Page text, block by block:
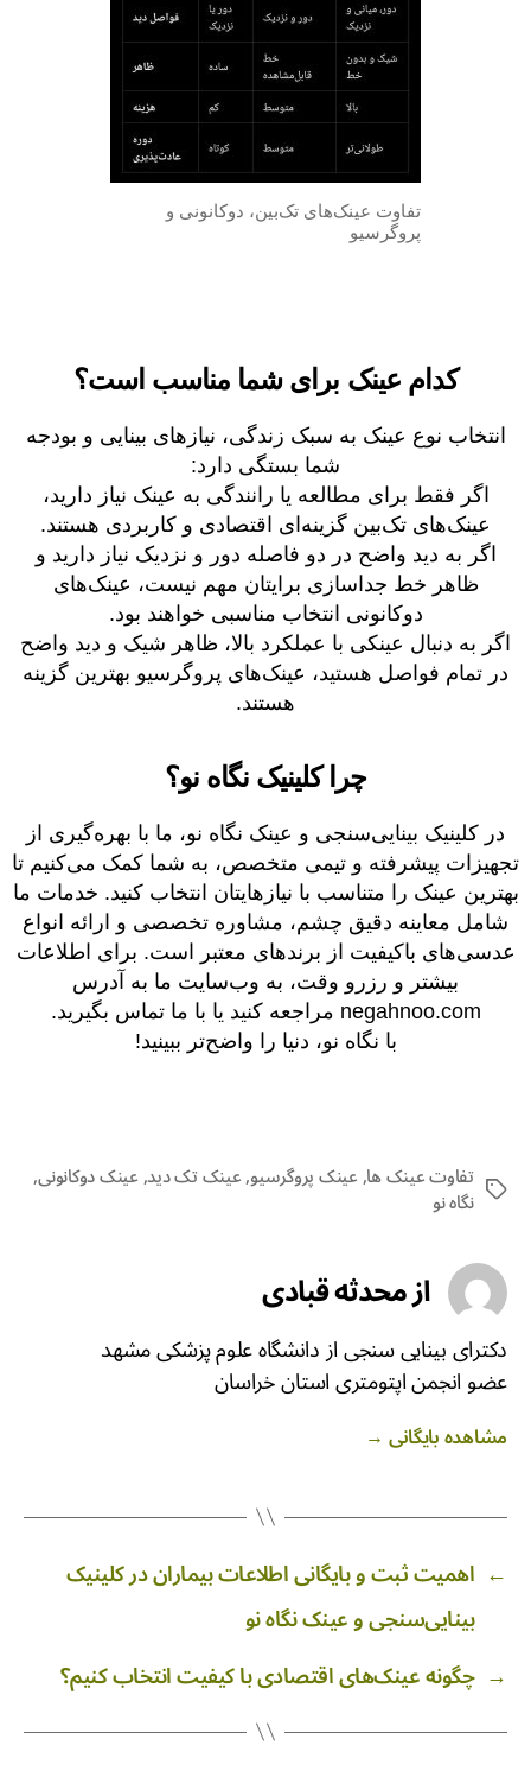
تفاوت عینک‌های تک‌بین، دوکانونی و
پروگرسیو
کدام عینک برای شما مناسب است؟
انتخاب نوع عینک به سبک زندگی، نیازهای بینایی و بودجه
شما بستگی دارد:
اگر فقط برای مطالعه یا رانندگی به عینک نیاز دارید،
عینک‌های تک‌بین گزینه‌ای اقتصادی و کاربردی هستند.
اگر به دید واضح در دو فاصله دور و نزدیک نیاز دارید و
ظاهر خط جداسازی برایتان مهم نیست، عینک‌های
دوکانونی انتخاب مناسبی خواهند بود.
اگر به دنبال عینکی با عملکرد بالا، ظاهر شیک و دید واضح
در تمام فواصل هستید، عینک‌های پروگرسیو بهترین گزینه
هستند.
چرا کلینیک نگاه نو؟
در کلینیک بینایی‌سنجی و عینک نگاه نو، ما با بهره‌گیری از
تجهیزات پیشرفته و تیمی متخصص، به شما کمک می‌کنیم تا
بهترین عینک را متناسب با نیازهایتان انتخاب کنید. خدمات ما
شامل معاینه دقیق چشم، مشاوره تخصصی و ارائه انواع
عدسی‌های باکیفیت از برندهای معتبر است. برای اطلاعات
بیشتر و رزرو وقت، به وب‌سایت ما به آدرس
negahnoo.com مراجعه کنید یا با ما تماس بگیرید.
با نگاه نو، دنیا را واضح‌تر ببینید!
تفاوت عینک ها,عینک پروگرسیو,عینک تک دید,عینک دوکانونی,
نگاه نو
از محدثه قبادی
دکترای بینایی سنجی از دانشگاه علوم پزشکی مشهد
عضو انجمن اپتومتری استان خراسان
مشاهده بایگانی →
← اهمیت ثبت و بایگانی اطلاعات بیماران در کلینیک
بینایی‌سنجی و عینک نگاه نو
→ چگونه عینک‌های اقتصادی با کیفیت انتخاب کنیم؟